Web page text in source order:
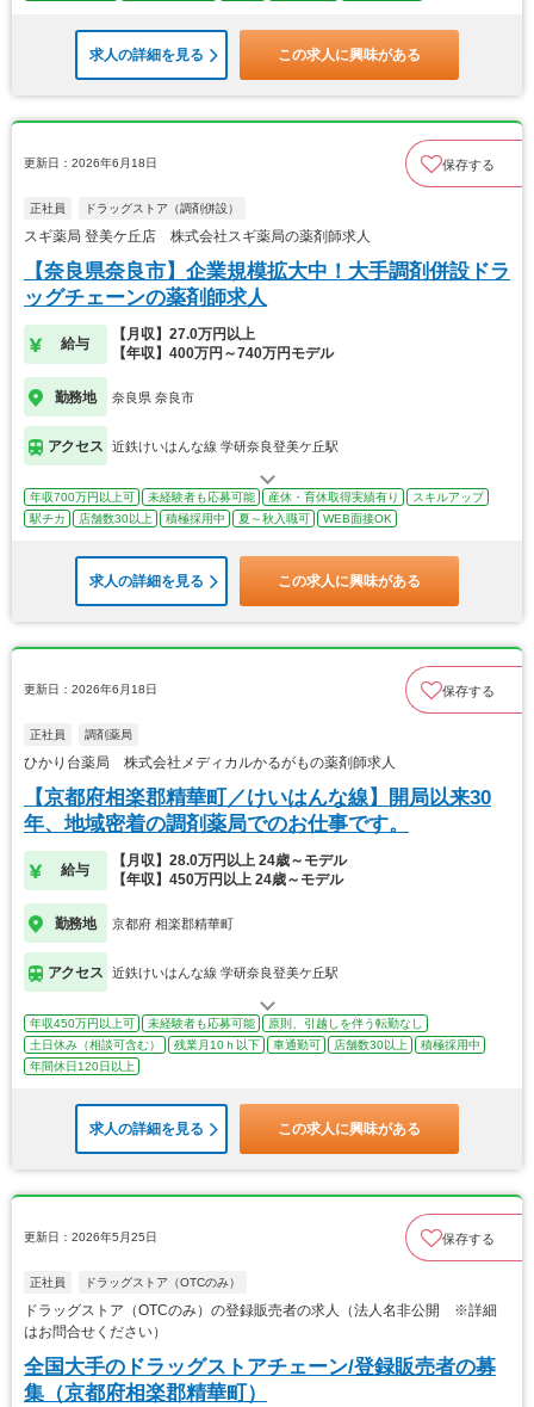
求人の詳細を見る この求人に興味がある
更新日：2026年6月18日 保存する
正社員 ドラッグストア（調剤併設）
スギ薬局 登美ケ丘店 株式会社スギ薬局の薬剤師求人
【奈良県奈良市】企業規模拡大中！大手調剤併設ドラ
ッグチェーンの薬剤師求人
給与
【月収】27.0万円以上
【年収】400万円～740万円モデル
勤務地 奈良県 奈良市
アクセス 近鉄けいはんな線 学研奈良登美ケ丘駅
年収700万円以上可 未経験者も応募可能 産休・育休取得実績有り
スキルアップ
駅チカ
店舗数30以上 積極採用中 夏～秋入職可 WEB面接OK
求人の詳細を見る この求人に興味がある
更新日：2026年6月18日 保存する
正社員 調剤薬局
ひかり台薬局 株式会社メディカルかるがもの薬剤師求人
【京都府相楽郡精華町／けいはんな線】開局以来30
年、地域密着の調剤薬局でのお仕事です。
給与
【月収】28.0万円以上 24歳～モデル
【年収】450万円以上 24歳～モデル
勤務地 京都府 相楽郡精華町
アクセス 近鉄けいはんな線 学研奈良登美ケ丘駅
年収450万円以上可 未経験者も応募可能
原則、引越しを伴う転勤なし
土日休み（相談可含む）
残業月10ｈ以下 車通勤可 店舗数30以上
積極採用中
年間休日120日以上
求人の詳細を見る この求人に興味がある
更新日：2026年5月25日 保存する
正社員 ドラッグストア（OTCのみ）
ドラッグストア（OTCのみ）の登録販売者の求人（法人名非公開 ※詳細
はお問合せください）
全国大手のドラッグストアチェーン/登録販売者の募
集（京都府相楽郡精華町）